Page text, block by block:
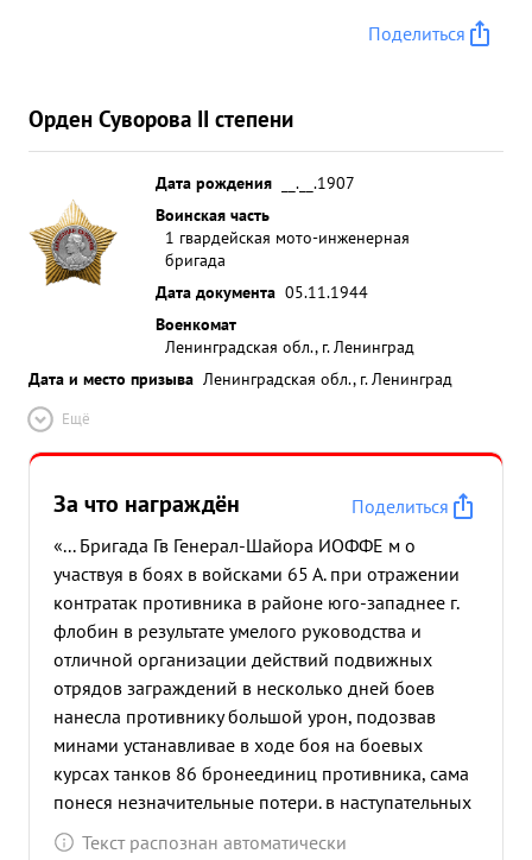
Поделиться
Орден Суворова II степени
Дата рождения
__.__.1907
Воинская часть
1 гвардейская мото-инженерная
бригада
Дата документа 05.11.1944
Военкомат
Ленинградская обл., г. Ленинград
Дата и место призыва Ленинградская обл., г. Ленинград
Ещё
За что награждён
Поделиться
«... Бригада Гв Генерал-Шайора ИОФФЕ м о
участвуя в боях в войсками 65 А. при отражении
контратак противника в районе юго-западнее г.
флобин в результате умелого руководства и
отличной организации действий подвижных
отрядов заграждений в несколько дней боев
нанесла противнику большой урон, подозвав
минами устанавливае в ходе боя на боевых
курсах танков 86 бронеединиц противника, сама
понеся незначительные потери. в наступательных
операциях по овладению г.г. Калинковичи-
Текст распознан автоматически